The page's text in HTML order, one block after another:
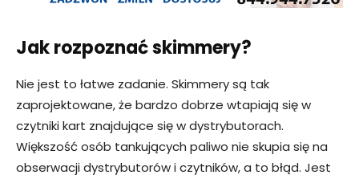
Jak rozpoznać skimmery?
Nie jest to łatwe zadanie. Skimmery są tak
zaprojektowane, że bardzo dobrze wtapiają się w
czytniki kart znajdujące się w dystrybutorach.
Większość osób tankujących paliwo nie skupia się na
obserwacji dystrybutorów i czytników, a to błąd. Jest